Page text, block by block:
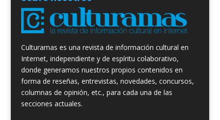
Culturamas es una revista de información cultural en
Internet, independiente y de espíritu colaborativo,
donde generamos nuestros propios contenidos en
forma de reseñas, entrevistas, novedades, concursos,
columnas de opinión, etc., para cada una de las
secciones actuales.